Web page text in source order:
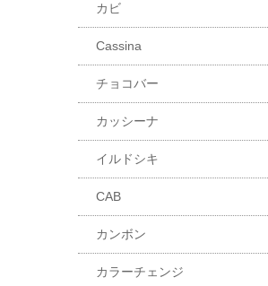
カビ
Cassina
チョコバー
カッシーナ
イルドシキ
CAB
カンボン
カラーチェンジ